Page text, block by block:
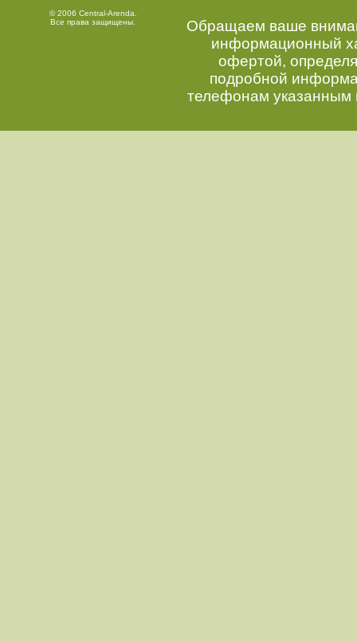
© 2006 Central-Arenda.
Все права защищены.
Обращаем ваше
информационный
офертой,
подробной
телефонам указанным